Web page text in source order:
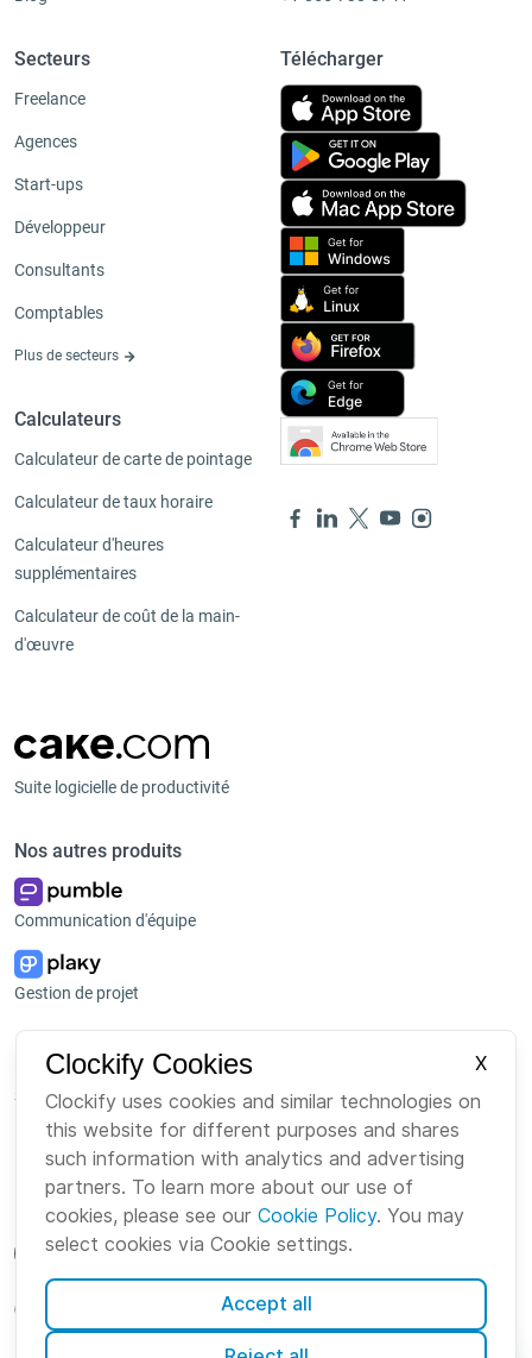
Secteurs
Freelance
Agences
Start-ups
Développeur
Consultants
Comptables
Plus de secteurs
Calculateurs
Calculateur de carte de pointage
Calculateur de taux horaire
Calculateur d'heures
supplémentaires
Calculateur de coût de la main-
d'œuvre
Télécharger
Suite logicielle de productivité
Nos autres produits
Communication d'équipe
Gestion de projet
Plateforme
Suite
Bundle
Marketplace
À propos de nous
Emploi
Marque
Clockify Cookies
X
Clockify uses cookies and similar technologies on
this website for different purposes and shares
such information with analytics and advertising
partners. To learn more about our use of
cookies, please see our Cookie Policy. You may
select cookies via Cookie settings.
Accept all